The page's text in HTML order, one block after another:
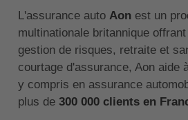
L'assurance auto Aon est un
multinationale britannique
gestion de risques, retraite et
courtage d'assurance, Aon aide
y compris en assurance
plus de 300 000 clients en